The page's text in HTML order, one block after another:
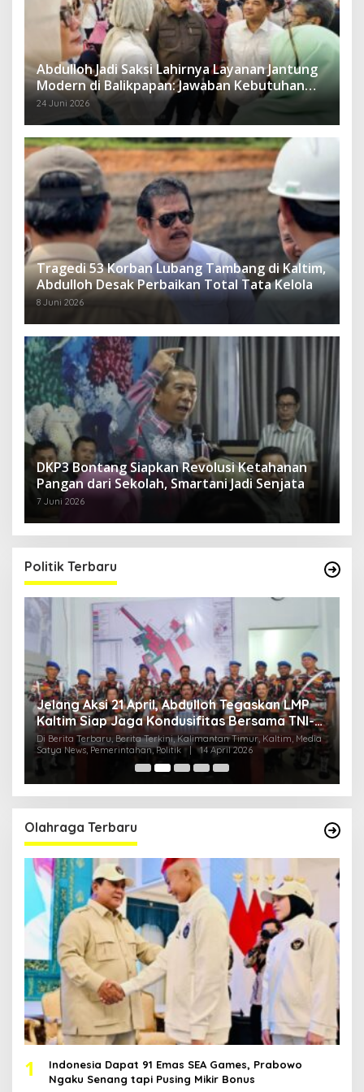
Abdulloh Jadi Saksi Lahirnya Layanan Jantung
Modern di Balikpapan: Jawaban Kebutuhan
Rakyat
24 Juni 2026
Tragedi 53 Korban Lubang Tambang di Kaltim,
Abdulloh Desak Perbaikan Total Tata Kelola
8 Juni 2026
DKP3 Bontang Siapkan Revolusi Ketahanan
Pangan dari Sekolah, Smartani Jadi Senjata
7 Juni 2026
Politik Terbaru
Jelang Aksi 21 April, Abdulloh Tegaskan LMP
Kaltim Siap Jaga Kondusifitas Bersama TNI-
Polri
Di Berita Terbaru, Berita Terkini, Kalimantan Timur, Kaltim, Media
Satya News, Pemerintahan, Politik
14 April 2026
Olahraga Terbaru
1
Indonesia Dapat 91 Emas SEA Games, Prabowo
Ngaku Senang tapi Pusing Mikir Bonus